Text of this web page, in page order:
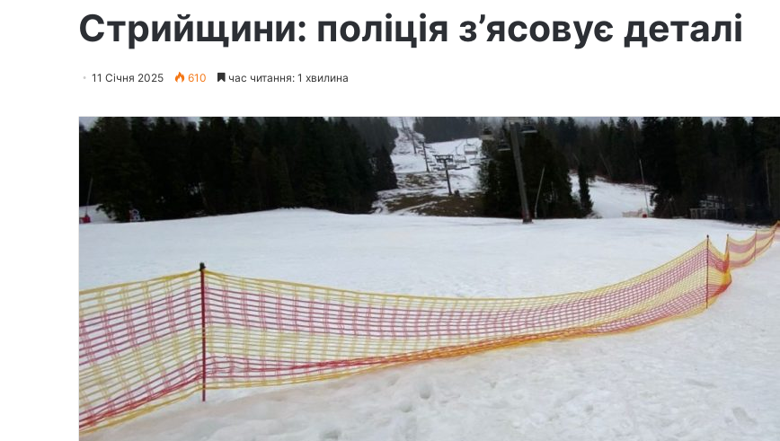
Стрийщини: поліція з’ясовує деталі
11 Січня 2025 610 час читання: 1 хвилина